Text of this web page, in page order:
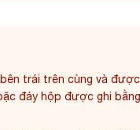
trái trên cùng và
đáy hộp được ghi